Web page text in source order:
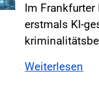
Im
erstmals KI-
Weiterlesen